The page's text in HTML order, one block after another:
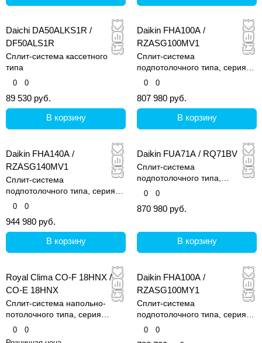
Daichi DA50ALKS1R /
DF50ALS1R
Сплит-система кассетного
типа
0 0
89 530 руб.
В корзину
Daikin FHA100A /
RZASG100MV1
Сплит-система
подпотолочного типа, серия
FHA-A
0 0
807 980 руб.
В корзину
Daikin FHA140A /
RZASG140MV1
Сплит-система
подпотолочного типа, серия
FHA-A
0 0
944 980 руб.
В корзину
Daikin FUA71A / RQ71BV
Сплит-система
подпотолочного типа,
четырехпотолочная
0 0
870 980 руб.
В корзину
Royal Clima CO-F 18HNX /
CO-E 18HNX
Сплит-система напольно-
потолочного типа, серия
Competenza
0
0
Daikin FHA100A /
RZASG100MY1
Сплит-система
подпотолочного типа, серия
FHA-A
0 0